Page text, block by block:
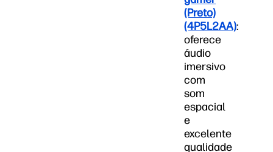
(Preto)
(4P5L2AA):
oferece
áudio
imersivo
com
som
espacial
e
excelente
qualidade